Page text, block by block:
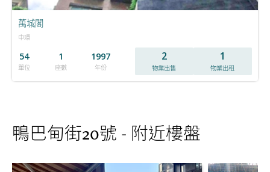
萬城閣
中環
54
單位
1
座數
1997
年份
2
物業出售
1
物業出租
鴨巴甸街20號 - 附近樓盤